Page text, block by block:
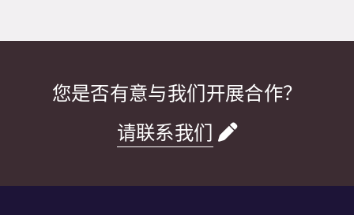
您是否有意与我们开展合作？
请联系我们